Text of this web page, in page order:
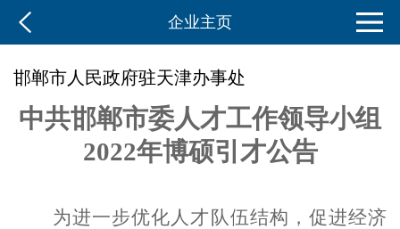
企业主页
邯郸市人民政府驻天津办事处
中共邯郸市委人才工作领导小组
2022年博硕引才公告
为进一步优化人才队伍结构，促进经济